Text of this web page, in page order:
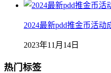
2024最新pdd推金币活动
2023年11月14日
热门标签